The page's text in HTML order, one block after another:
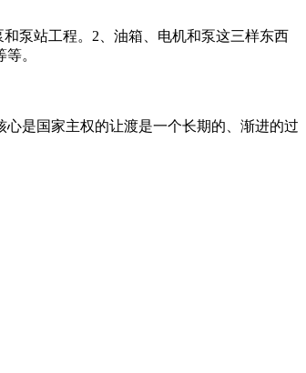
泵站工程。2、油箱、电机和泵这三样东西
。
是国家主权的让渡是一个长期的、渐进的过